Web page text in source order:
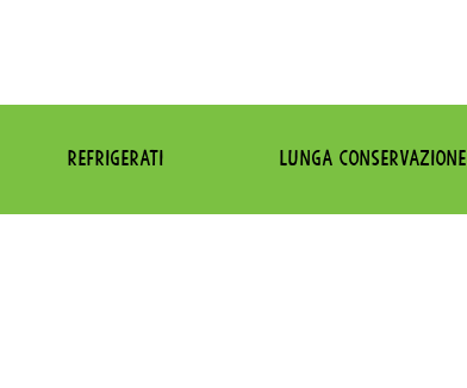
REFRIGERATI LUNGA CONSERVAZIONE